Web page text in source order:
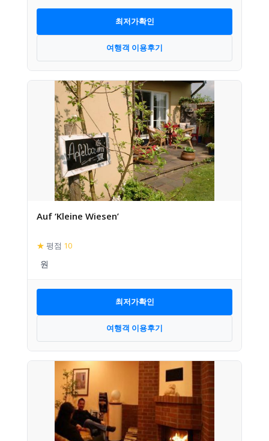
최저가확인
여행객 이용후기
Auf ‘Kleine Wiesen’
★ 평점 10
최저가확인
여행객 이용후기